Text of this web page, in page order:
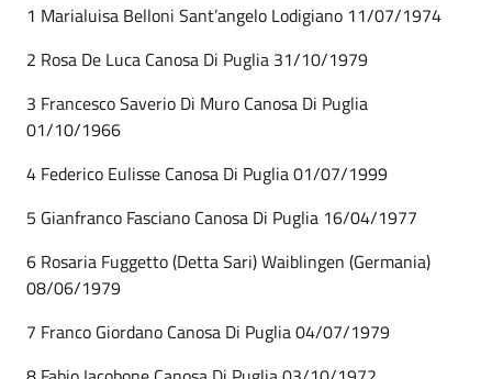
1 Marialuisa Belloni Sant’angelo Lodigiano 11/07/1974
2 Rosa De Luca Canosa Di Puglia 31/10/1979
3 Francesco Saverio Di Muro Canosa Di Puglia
01/10/1966
4 Federico Eulisse Canosa Di Puglia 01/07/1999
5 Gianfranco Fasciano Canosa Di Puglia 16/04/1977
6 Rosaria Fuggetto (Detta Sari) Waiblingen (Germania)
08/06/1979
7 Franco Giordano Canosa Di Puglia 04/07/1979